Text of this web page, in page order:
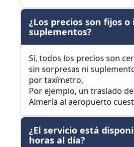
¿Los precios son fijos
suplementos?
Sí, todos los precios son
sin sorpresas ni
por taxímetro,
Por ejemplo, un traslado
Almería al aeropuerto
¿El servicio está
horas al día?